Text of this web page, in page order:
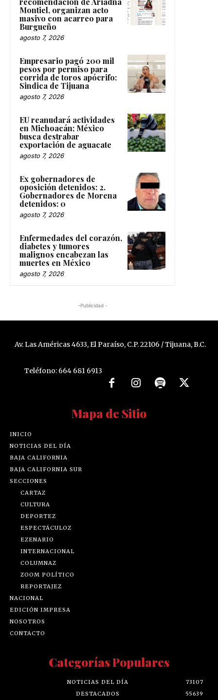
Montiel, organizan acto
masivo con acarreo para
Burgueño
agosto 7, 2026
Empresario pagó 200 mil
pesos por permiso para
corrida de toros apócrifo:
Sindica de Tijuana
agosto 7, 2026
EU reanudará actividades
en Michoacán; México
busca destrabar
exportación de aguacate
agosto 7, 2026
Ex gobernadores de
oposición detenidos: 2.
Gobernadores de Morena
detenidos: 0
agosto 7, 2026
Enfermedades del corazón,
diabetes y tumores
malignos encabezan las
muertes en México
agosto 7, 2026
-Publicidad -
Av. Las Américas 4633, El Paraíso, C.P. 22106 / Tijuana, B.C.
Teléfono: 664 681 6913
Mapa de Sitio
INICIO
NOTICIAS DEL DÍA
BAJA CALIFORNIA
BAJA CALIFORNIA SUR
SECCIONES
CARTAZ
CULTURA
DEPORTEZ
ESPECTÁCULOZ
EZENARIO
INTERNACIONAL
COLUMNAZ
ZOOM POLÍTICO
REPORTAJEZ
NACIONAL
EDICIÓN IMPRESA
NOSOTROS
CONTACTO
Categorías Populares
NOTICIAS DEL DÍA
73107
DESTACADOS
55639